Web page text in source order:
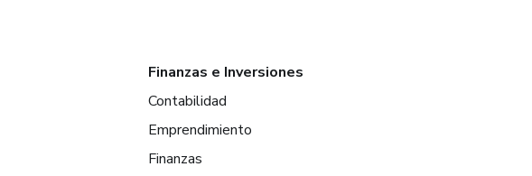
Finanzas e Inversiones
Contabilidad
Emprendimiento
Finanzas